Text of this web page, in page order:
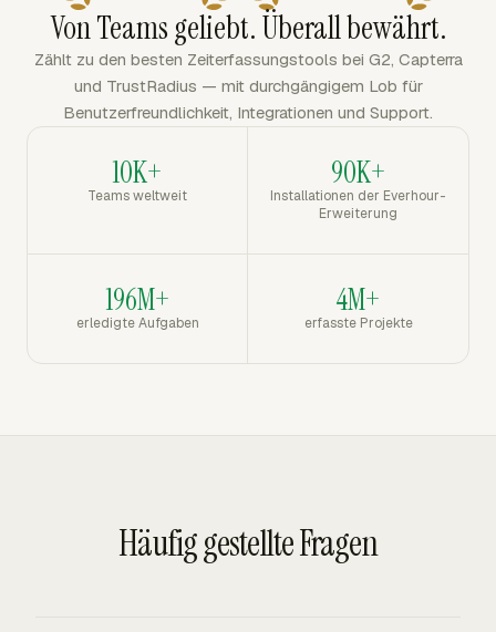
Von Teams geliebt. Überall bewährt.
Zählt zu den besten Zeiterfassungstools bei G2, Capterra
und TrustRadius — mit durchgängigem Lob für
Benutzerfreundlichkeit, Integrationen und Support.
10K+
Teams weltweit
90K+
Installationen der Everhour-
Erweiterung
196M+
erledigte Aufgaben
4M+
erfasste Projekte
Häufig gestellte Fragen